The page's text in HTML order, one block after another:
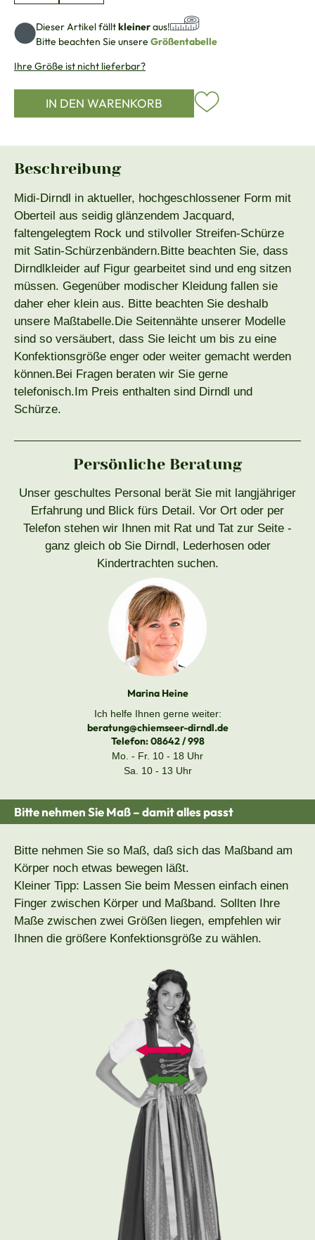
Dieser Artikel fälltkleineraus!
Bitte beachten Sie unsere Größentabelle
Ihre Größe ist nicht lieferbar?
IN DEN WARENKORB
Beschreibung
Midi-Dirndl in aktueller, hochgeschlossener Form mit
Oberteil aus seidig glänzendem Jacquard,
faltengelegtem Rock und stilvoller Streifen-Schürze
mit Satin-Schürzenbändern.Bitte beachten Sie, dass
Dirndlkleider auf Figur gearbeitet sind und eng sitzen
müssen. Gegenüber modischer Kleidung fallen sie
daher eher klein aus. Bitte beachten Sie deshalb
unsere Maßtabelle.Die Seitennähte unserer Modelle
sind so versäubert, dass Sie leicht um bis zu eine
Konfektionsgröße enger oder weiter gemacht werden
können.Bei Fragen beraten wir Sie gerne
telefonisch.Im Preis enthalten sind Dirndl und
Schürze.
Persönliche Beratung
Unser geschultes Personal berät Sie mit langjähriger
Erfahrung und Blick fürs Detail. Vor Ort oder per
Telefon stehen wir Ihnen mit Rat und Tat zur Seite -
ganz gleich ob Sie Dirndl, Lederhosen oder
Kindertrachten suchen.
Marina Heine
Ich helfe Ihnen gerne weiter:
beratung@chiemseer-dirndl.de
Telefon:08642 / 998
Mo. - Fr. 10 - 18 Uhr
Sa. 10 - 13 Uhr
Bitte nehmen Sie Maß – damit alles passt
Bitte nehmen Sie so Maß, daß sich das Maßband am
Körper noch etwas bewegen läßt.
Kleiner Tipp: Lassen Sie beim Messen einfach einen
Finger zwischen Körper und Maßband. Sollten Ihre
Maße zwischen zwei Größen liegen, empfehlen wir
Ihnen die größere Konfektionsgröße zu wählen.